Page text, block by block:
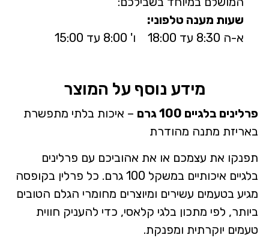
שעות מענה טלפוני:
א-ה 8:30 עד 18:00 ו' 8:00 עד 15:00
מידע נוסף על המוצר
פרלינים בלגיים 100 גרם
– איכות בלתי מתפשרת
באריזת מתנה מהודרת
תפנקו את עצמכם או את אהוביכם עם פרלינים
בלגיים איכותיים במשקל 100 גרם. כל פרלין בקופסה
מגיע בטעמים עשירים ומיוצרים מחומרי הגלם הטובים
ביותר, לפי מתכון בלגי קלאסי, כדי להעניק חווית
טעמים יוקרתית ומפנקת.